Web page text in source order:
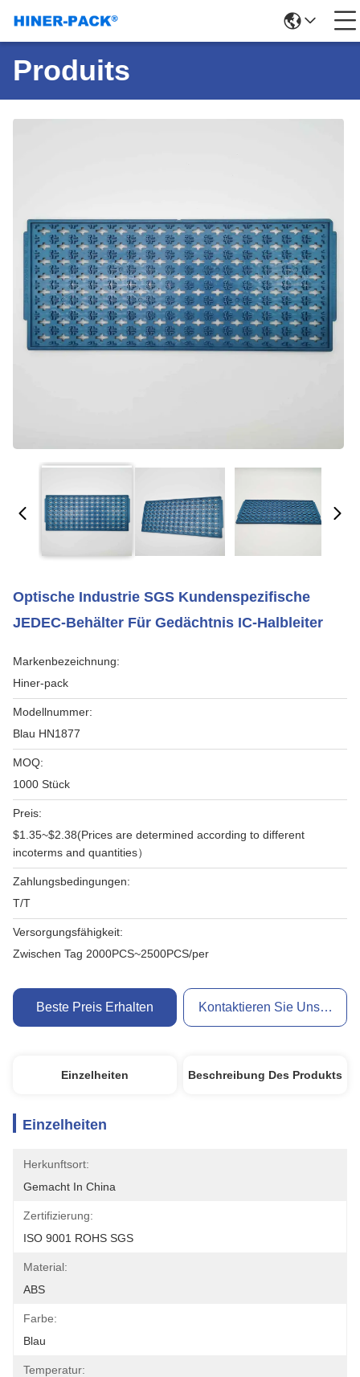
Produits
Optische Industrie SGS Kundenspezifische
JEDEC-Behälter Für Gedächtnis IC-Halbleiter
Markenbezeichnung:
Hiner-pack
Modellnummer:
Blau HN1877
MOQ:
1000 Stück
Preis:
$1.35~$2.38(Prices are determined according to different
incoterms and quantities）
Zahlungsbedingungen:
T/T
Versorgungsfähigkeit:
Zwischen Tag 2000PCS~2500PCS/per
Beste Preis Erhalten Kontaktieren Sie Uns Jetzt
Einzelheiten Beschreibung Des Produkts
Einzelheiten
Herkunftsort:
Gemacht In China
Zertifizierung:
ISO 9001 ROHS SGS
Material:
ABS
Farbe:
Blau
Temperatur: